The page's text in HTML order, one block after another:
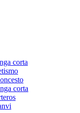
corta
corta